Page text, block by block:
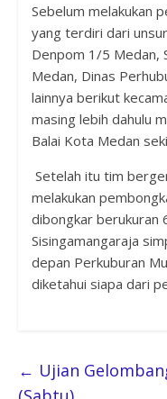
Sebelum melakukan
yang terdiri dari unsur
Denpom 1/5 Medan,
Medan, Dinas
lainnya berikut
masing lebih dahulu
Balai Kota Medan
Setelah itu tim
melakukan
dibongkar berukuran
Sisingamangaraja
depan Perkuburan
diketahui siapa dari
← Ujian